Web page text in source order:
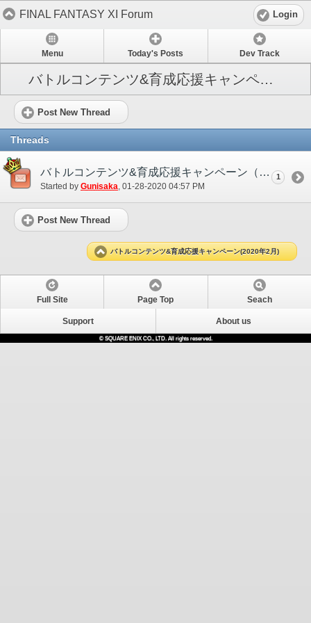
FINAL FANTASY XI Forum Login
Menu Today's Posts Dev Track
バトルコンテンツ&育成応援キャンペーン(2020年2月)
Post New Thread
Threads
バトルコンテンツ&育成応援キャンペーン（2020年2月）
Started by Gunisaka‎, 01-28-2020 04:57 PM
1
Post New Thread
バトルコンテンツ&育成応援キャンペーン(2020年2月)
Full Site Page Top Seach
Support About us
© SQUARE ENIX CO., LTD. All rights reserved.